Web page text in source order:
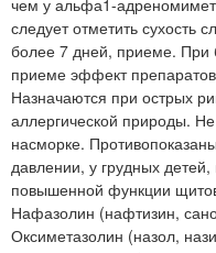
следует отметить сухость
более 7 дней, приеме. При
приеме эффект препаратов
Назначаются при острых
аллергической природы.
насморке.
давлении, у грудных
повышенной функции
Нафазолин (нафтизин,
Оксиметазолин (назол,